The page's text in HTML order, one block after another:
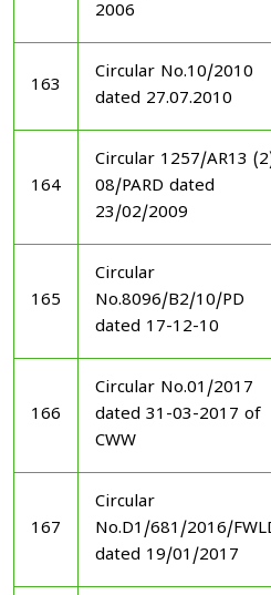
2006
163
Circular No.10/2010
dated 27.07.2010
164
Circular 1257/AR13
08/PARD dated
23/02/2009
165
Circular
No.8096/B2/10/PD
dated 17-12-10
166
Circular No.01/2017
dated 31-03-2017 of
CWW
167
Circular
No.D1/681/2016/
dated 19/01/2017